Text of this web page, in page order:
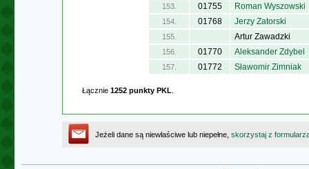
153. 01755 Roman Wyszowski
154. 01768 Jerzy Zatorski
155. Artur Zawadzki
156. 01770 Aleksander Zdybel
157. 01772 Sławomir Zimniak
Łącznie 1252 punkty PKL
Jeżeli dane są niewłaściwe lub niepełne, skorzystaj z